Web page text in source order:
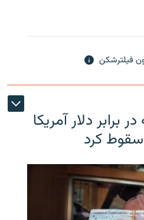
فیلترشکن
برابر دلار آمریکا